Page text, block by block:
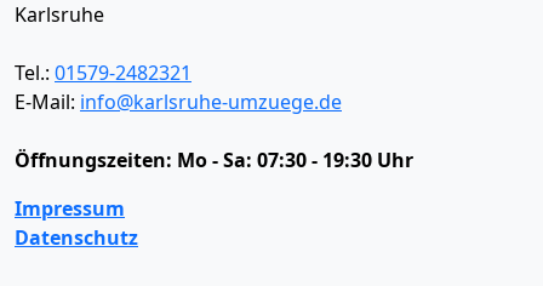
Karlsruhe
Tel.: 01579-2482321
E-Mail: info@karlsruhe-umzuege.de
Öffnungszeiten: Mo - Sa: 07:30 - 19:30 Uhr
Impressum
Datenschutz